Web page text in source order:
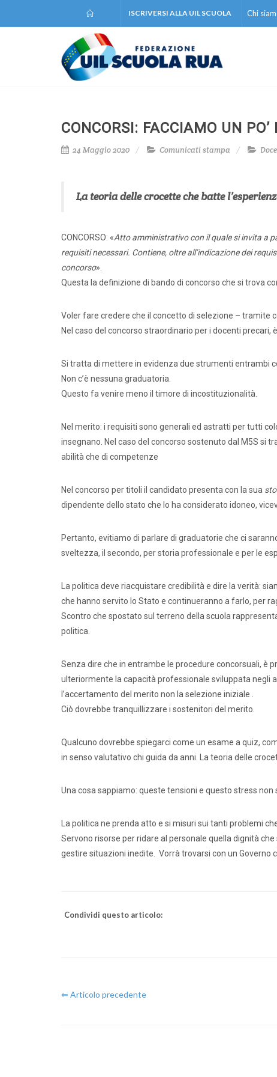
ISCRIVERSI ALLA UIL SCUOLA Chi
CONCORSI: FACCIAMO UN
24 Maggio 2020 Comunicati stampa
La teoria delle crocette che batte
CONCORSO: «Atto amministrativo con il quale si invita a
requisiti necessari. Contiene, oltre all’indicazione dei
concorso».
Questa la definizione di bando di concorso che si trova
Voler fare credere che il concetto di selezione – tramite
Nel caso del concorso straordinario per i docenti precari,
Si tratta di mettere in evidenza due strumenti entrambi
Non c’è nessuna graduatoria.
Questo fa venire meno il timore di incostituzionalità.
Nel merito: i requisiti sono generali ed astratti per tutti
insegnano. Nel caso del concorso sostenuto dal M5S si
abilità che di competenze
Nel concorso per titoli il candidato presenta con la sua
dipendente dello stato che lo ha considerato idoneo,
Pertanto, evitiamo di parlare di graduatorie che ci
sveltezza, il secondo, per storia professionale e per le
La politica deve riacquistare credibilità e dire la verità:
che hanno servito lo Stato e continueranno a farlo, per
Scontro che spostato sul terreno della scuola
politica.
Senza dire che in entrambe le procedure concorsuali, è
ulteriormente la capacità professionale sviluppata negli
l’accertamento del merito non la selezione iniziale .
Ciò dovrebbe tranquillizzare i sostenitori del merito.
Qualcuno dovrebbe spiegarci come un esame a quiz,
in senso valutativo chi guida da anni. La teoria delle
Una cosa sappiamo: queste tensioni e questo stress
La politica ne prenda atto e si misuri sui tanti problemi
Servono risorse per ridare al personale quella dignità
gestire situazioni inedite. Vorrà trovarsi con un Governo
Condividi questo articolo:
⇐ Articolo precedente